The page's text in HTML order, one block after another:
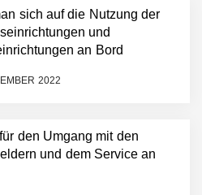
sich auf die Nutzung der
und
an Bord
2022
den Umgang mit den
und dem Service an